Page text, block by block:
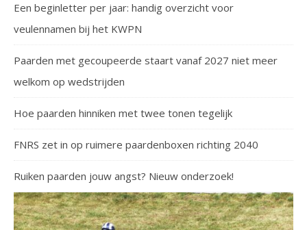
Een beginletter per jaar: handig overzicht voor
veulennamen bij het KWPN
Paarden met gecoupeerde staart vanaf 2027 niet meer
welkom op wedstrijden
Hoe paarden hinniken met twee tonen tegelijk
FNRS zet in op ruimere paardenboxen richting 2040
Ruiken paarden jouw angst? Nieuw onderzoek!